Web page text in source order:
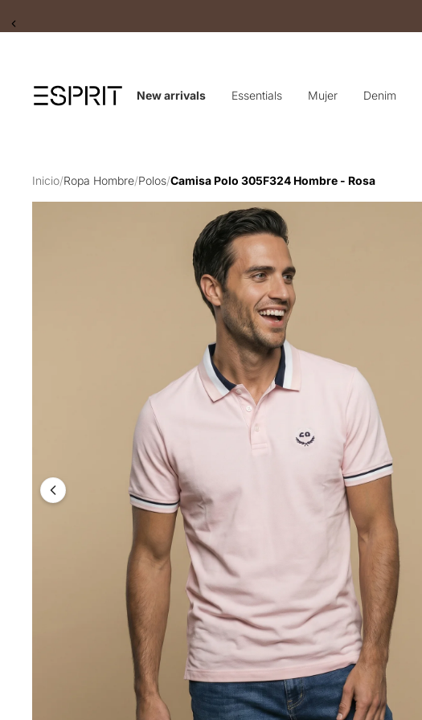
New arrivals Essentials Mujer Denim
Inicio/Ropa Hombre/Polos/Camisa Polo 305F324 Hombre - Rosa